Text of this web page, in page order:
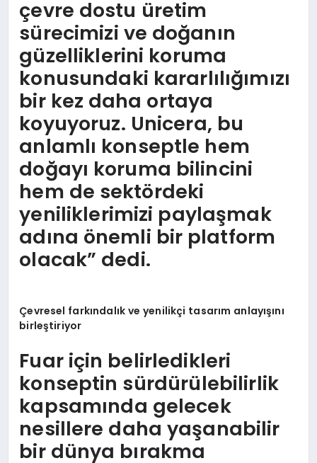
çevre dostu üretim
sürecimizi ve doğanın
güzelliklerini koruma
konusundaki kararlılığımızı
bir kez daha ortaya
koyuyoruz. Unicera, bu
anlamlı konseptle hem
doğayı koruma bilincini
hem de sektördeki
yeniliklerimizi paylaşmak
adına önemli bir platform
olacak” dedi.
Çevresel farkındalık ve yenilikçi tasarım anlayışını
birleştiriyor
Fuar için belirledikleri
konseptin sürdürülebilirlik
kapsamında gelecek
nesillere daha yaşanabilir
bir dünya bırakma